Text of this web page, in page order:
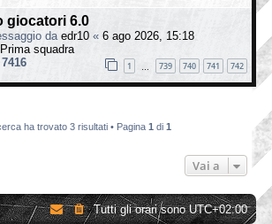
giocatori 6.0
da edr10 « 6 ago 2026, 15:18
Prima squadra
7416 1 739 740 741 742
ha trovato 3 risultati • Pagina 1 di 1
Vai a
Tutti gli orari sonoUTC+02:00